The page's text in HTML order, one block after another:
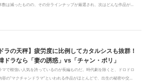
o
k
k
数は減ったものの、その分ラインナップが厳選され、次はどんな作品が...
ラの天秤】疲労度に比例してカタルシスも抜群！
ドラなら「妻の誘惑」vs「チャン・ボリ」
マで根強い人気を誇っているのが長編ものだ。時代劇を除くと、ドロドロ
容の”マクチャンドラマ”といわれる作品がほとんどで、出生の秘密や交...